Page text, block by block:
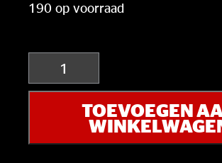
190 op voorraad
Niki
Jam
TOEVOEGEN